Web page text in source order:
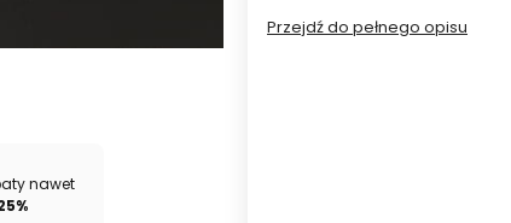
nawet
Przejdź do pełnego opisu